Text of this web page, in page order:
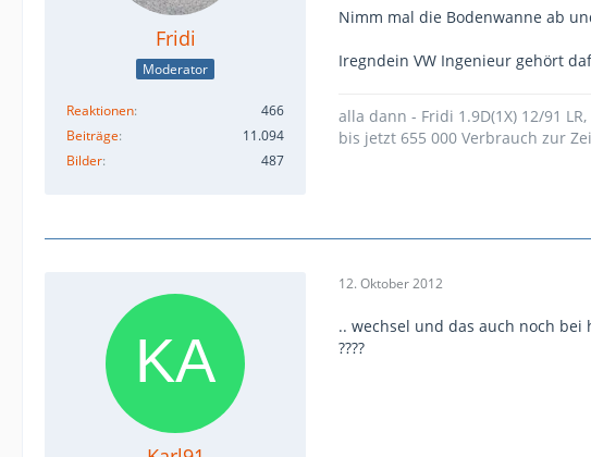
Fridi
Moderator
Reaktionen
466
Beiträge
11.094
Bilder
487
Nimm mal die Bodenwanne ab
Iregndein VW Ingenieur gehört
alla dann - Fridi 1.9D(1X) 12/91
bis jetzt 655 000 Verbrauch zur
12. Oktober 2012
.. wechsel und das auch noch
????